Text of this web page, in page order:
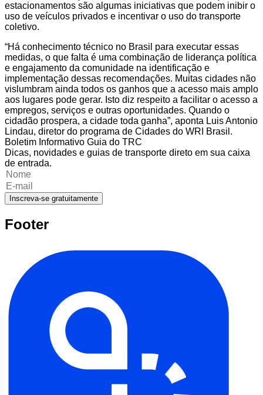
estacionamentos são algumas iniciativas que podem inibir o
uso de veículos privados e incentivar o uso do transporte
coletivo.
“Há conhecimento técnico no Brasil para executar essas
medidas, o que falta é uma combinação de liderança política
e engajamento da comunidade na identificação e
implementação dessas recomendações. Muitas cidades não
vislumbram ainda todos os ganhos que a acesso mais amplo
aos lugares pode gerar. Isto diz respeito a facilitar o acesso a
empregos, serviços e outras oportunidades. Quando o
cidadão prospera, a cidade toda ganha”, aponta Luis Antonio
Lindau, diretor do programa de Cidades do WRI Brasil.
Boletim Informativo Guia do TRC
Dicas, novidades e guias de transporte direto em sua caixa
de entrada.
Inscreva-se gratuitamente
Footer